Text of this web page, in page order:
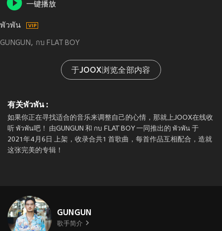
一键播放
พัวพัน
GUNGUN กบ FLAT BOY
于JOOX浏览全部内容
有关พัวพัน :
如果你正在寻找适合的音乐来调整自己的心情，那就上JOOX在线收
听 พัวพัน吧！ 由GUNGUN 和 กบ FLAT BOY 一同推出的 พัวพัน 于
2021年4月6日 上架，收录合共1 首歌曲，每首作品互相配合，造就
这张完美的专辑！
GUNGUN
歌手简介